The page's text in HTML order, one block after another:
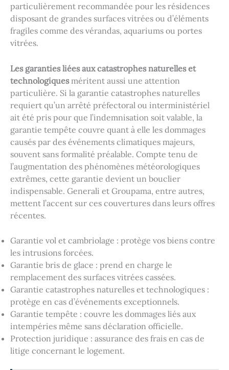
particulièrement recommandée pour les résidences
disposant de grandes surfaces vitrées ou d’éléments
fragiles comme des vérandas, aquariums ou portes
vitrées.
Les garanties liées aux catastrophes naturelles et
technologiquesméritent aussi une attention
particulière. Si la garantie catastrophes naturelles
requiert qu’un arrêté préfectoral ou interministériel
ait été pris pour que l’indemnisation soit valable, la
garantie tempête couvre quant à elle les dommages
causés par des événements climatiques majeurs,
souvent sans formalité préalable. Compte tenu de
l’augmentation des phénomènes météorologiques
extrêmes, cette garantie devient un bouclier
indispensable. Generali et Groupama, entre autres,
mettent l’accent sur ces couvertures dans leurs offres
récentes.
Garantie vol et cambriolage : protège vos biens contre
les intrusions forcées.
Garantie bris de glace : prend en charge le
remplacement des surfaces vitrées cassées.
Garantie catastrophes naturelles et technologiques :
protège en cas d’événements exceptionnels.
Garantie tempête : couvre les dommages liés aux
intempéries même sans déclaration officielle.
Protection juridique : assurance des frais en cas de
litige concernant le logement.